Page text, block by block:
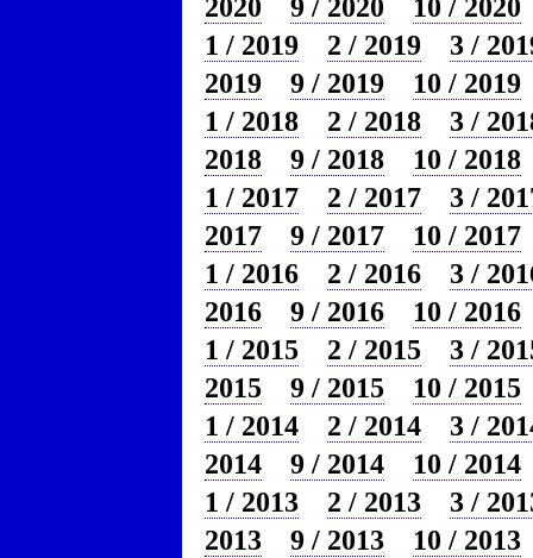
2020
9 / 2020
10 / 2020
1 / 2019
2 / 2019
3 /
2019
9 / 2019
10 / 2019
1 / 2018
2 / 2018
3 /
2018
9 / 2018
10 / 2018
1 / 2017
2 / 2017
3 /
2017
9 / 2017
10 / 2017
1 / 2016
2 / 2016
3 /
2016
9 / 2016
10 / 2016
1 / 2015
2 / 2015
3 /
2015
9 / 2015
10 / 2015
1 / 2014
2 / 2014
3 /
2014
9 / 2014
10 / 2014
1 / 2013
2 / 2013
3 /
2013
9 / 2013
10 / 2013